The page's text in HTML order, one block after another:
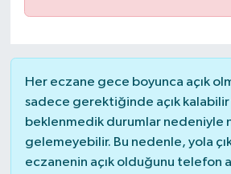
Her eczane gece boyunca açık
sadece gerektiğinde açık kalabilir
beklenmedik durumlar nedeniyle
gelemeyebilir. Bu nedenle, yola
eczanenin açık olduğunu telefon